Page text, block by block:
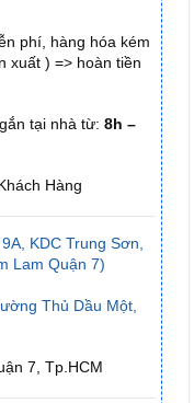
phí, hàng hóa kém
xuất ) => hoàn tiền
tại nhà từ: 8h –
Hàng
KDC Trung Sơn,
Lam Quận 7)
Thủ Dầu Một,
7, Tp.HCM